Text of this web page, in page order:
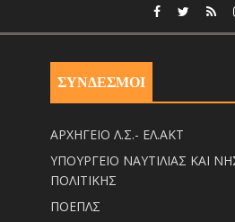
ΣΥΝΔΕΣΜΟΙ
ΑΡΧΗΓΕΙΟ Λ.Σ.- ΕΛ.ΑΚΤ
ΥΠΟΥΡΓΕΙΟ ΝΑΥΤΙΛΙΑΣ ΚΑΙ
ΠΟΛΙΤΙΚΗΣ
ΠΟΕΠΛΣ